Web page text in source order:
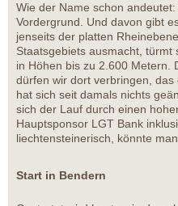
Wie der Name schon
Vordergrund. Und davon gibt
jenseits der platten
Staatsgebiets ausmacht,
in Höhen bis zu 2.600 Metern.
dürfen wir dort verbringen,
hat sich seit damals nichts
sich der Lauf durch einen
Hauptsponsor LGT Bank
liechtensteinerisch, könnte
Start in Bendern